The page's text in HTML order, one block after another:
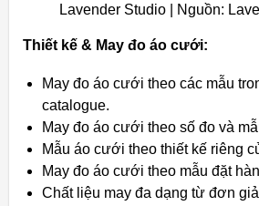
Lavender Studio | Nguồn:
Thiết kế & May đo áo cưới:
May đo áo cưới theo các mẫu
catalogue.
May đo áo cưới theo số đo và
Mẫu áo cưới theo thiết kế riêng
May đo áo cưới theo mẫu đặt
Chất liệu may đa dạng từ đơn